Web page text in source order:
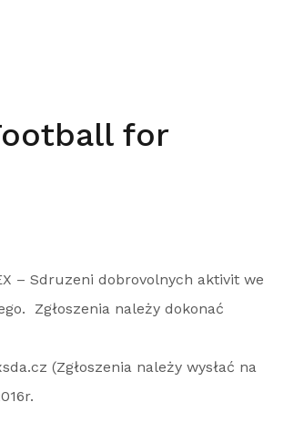
for
– Sdruzeni dobrovolnych aktivit we
Zgłoszenia należy dokonać
(Zgłoszenia należy wysłać na